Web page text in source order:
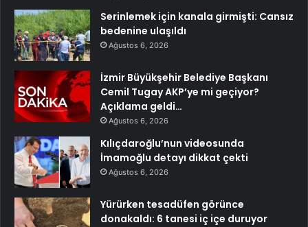
Serinlemek için kanala girmişti: Cansız
bedenine ulaşıldı
Ağustos 6, 2026
İzmir Büyükşehir Belediye Başkanı
Cemil Tugay AKP’ye mi geçiyor?
Açıklama geldi…
Ağustos 6, 2026
Kılıçdaroğlu’nun videosunda
İmamoğlu detayı dikkat çekti
Ağustos 6, 2026
Yürürken tesadüfen görünce
donakaldı: 6 tanesi iç içe duruyor